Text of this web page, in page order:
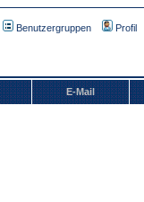
Benutzergruppen Profil
E-Mail